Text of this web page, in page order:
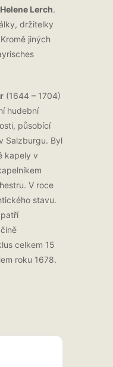
Helene Lerch.
držitelky
jiných
(1644 – 1704)
hudební
působící
Salzburgu. Byl
kapely v
V roce
stavu.
celkem 15
roku 1678.